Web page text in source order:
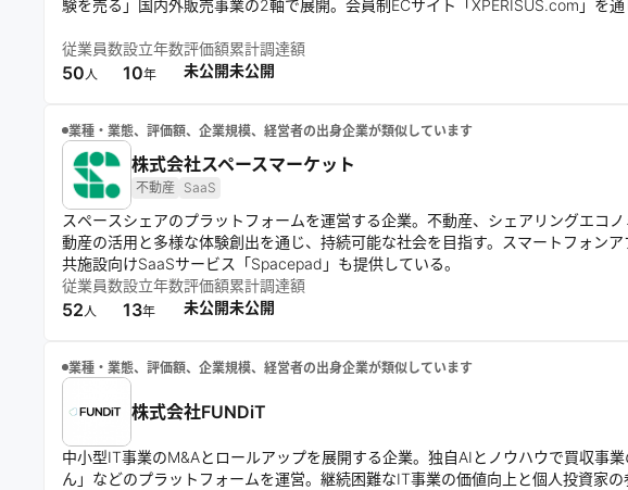
験を売る」国内外販売事業の2軸で展開。会員制ECサイト「XPERISUS.com」を
従業員数
50 人
設立年数
10年
評価額
未公開
累計調達額
未公開
業種・業態、評価額、企業規模、経営者の出身企業が類似しています
株式会社スペースマーケット
不動産 SaaS
スペースシェアのプラットフォームを運営する企業。不動産、シェアリングエコ
動産の活用と多様な体験創出を通じ、持続可能な社会を目指す。スマートフォン
共施設向けSaaSサービス「Spacepad」も提供している。
従業員数
52 人
設立年数
13年
評価額
未公開
累計調達額
未公開
業種・業態、評価額、企業規模、経営者の出身企業が類似しています
株式会社FUNDiT
中小型IT事業のM&Aとロールアップを展開する企業。独自AIとノウハウで買収事
ん」などのプラットフォームを運営。継続困難なIT事業の価値向上と個人投資家